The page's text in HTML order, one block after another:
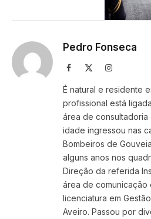
Pedro Fonseca
Facebook Instagram
É natural e residente
profissional está
área de consultadoria
idade ingressou nas
Bombeiros de
alguns anos nos
Direção da referida
área de comunicação
licenciatura em
Aveiro. Passou por